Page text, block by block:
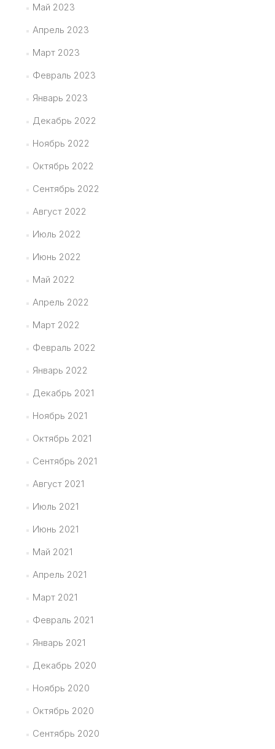
Май 2023
Апрель 2023
Март 2023
Февраль 2023
Январь 2023
Декабрь 2022
Ноябрь 2022
Октябрь 2022
Сентябрь 2022
Август 2022
Июль 2022
Июнь 2022
Май 2022
Апрель 2022
Март 2022
Февраль 2022
Январь 2022
Декабрь 2021
Ноябрь 2021
Октябрь 2021
Сентябрь 2021
Август 2021
Июль 2021
Июнь 2021
Май 2021
Апрель 2021
Март 2021
Февраль 2021
Январь 2021
Декабрь 2020
Ноябрь 2020
Октябрь 2020
Сентябрь 2020